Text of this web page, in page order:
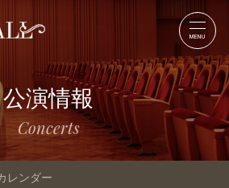
MENU
公演情報
Concerts
レンダー